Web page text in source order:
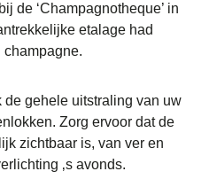
de ‘Champagnotheque’ in
etalage had
champagne.
de gehele uitstraling van uw
Zorg ervoor dat de
zichtbaar is, van ver en
‚s avonds.